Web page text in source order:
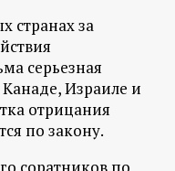
странах за
серьезная
Израиле и
отрицания
по закону.
соратников по